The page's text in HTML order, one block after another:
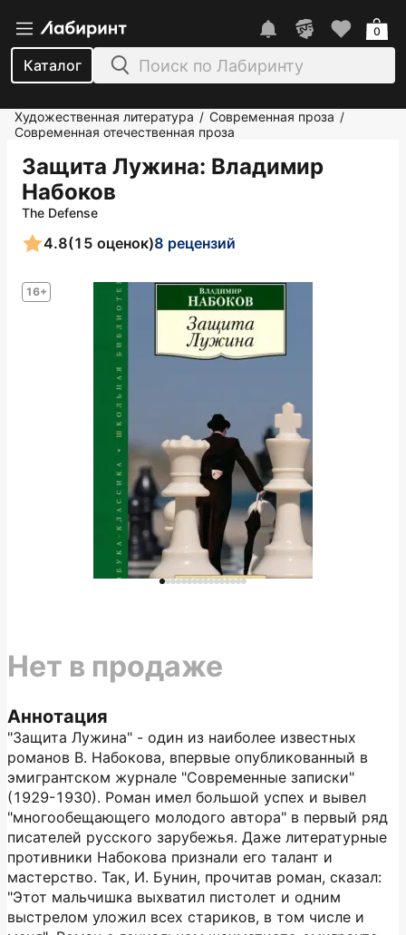
Каталог
0
Художественная литература / Современная проза /
Современная отечественная проза
Защита Лужина: Владимир
Набоков
The Defense
16+
4.8(15 оценок)8 рецензий
Аннотация
"Защита Лужина" - один из наиболее известных
романов В. Набокова, впервые опубликованный в
эмигрантском журнале "Современные записки"
(1929-1930). Роман имел большой успех и вывел
"многообещающего молодого автора" в первый ряд
писателей русского зарубежья. Даже литературные
противники Набокова признали его талант и
мастерство. Так, И. Бунин, прочитав роман, сказал:
"Этот мальчишка выхватил пистолет и одним
выстрелом уложил всех стариков, в том числе и
Нет в продаже